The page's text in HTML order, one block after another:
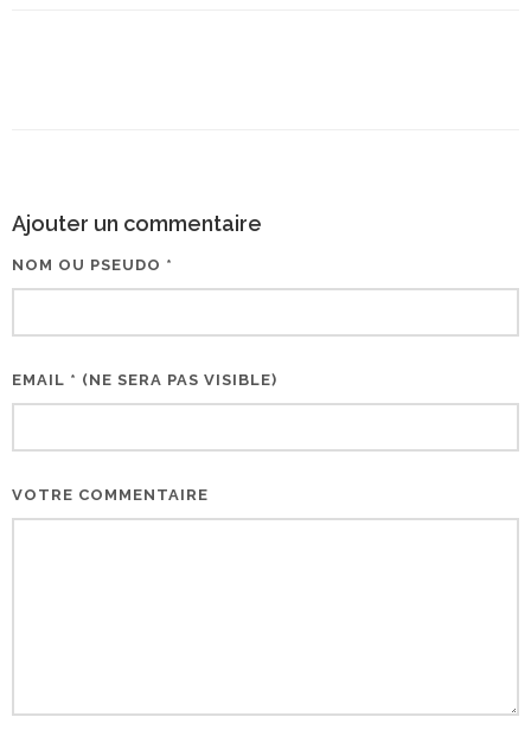
Ajouter un commentaire
NOM OU PSEUDO *
EMAIL * (NE SERA PAS VISIBLE)
VOTRE COMMENTAIRE